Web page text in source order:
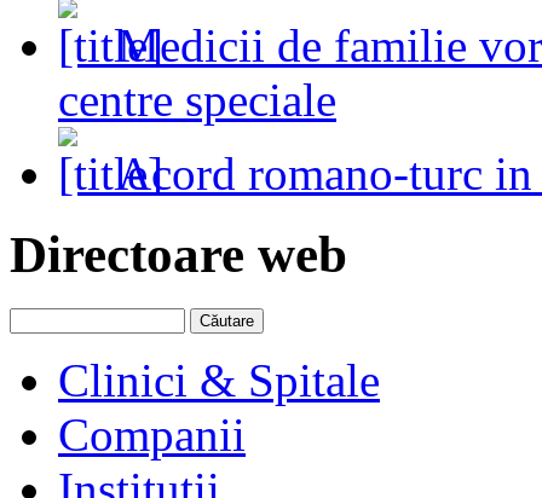
Medicii de familie vor
centre speciale
Acord romano-turc
Directoare web
Clinici & Spitale
Companii